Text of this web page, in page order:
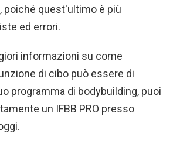
poiché quest'ultimo è più
ed errori.
informazioni su come
di cibo può essere di
programma di bodybuilding, puoi
un IFBB PRO presso